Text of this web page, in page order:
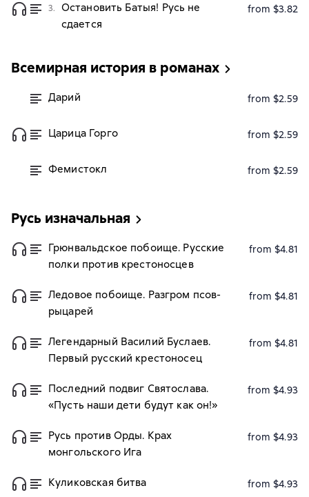
3.
Остановить Батыя! Русь не
сдается
from $3.82
Всемирная история в романах
Дарий from $2.59
Царица Горго from $2.59
Фемистокл from $2.59
Русь изначальная
Грюнвальдское побоище. Русские
полки против крестоносцев
from $4.81
Ледовое побоище. Разгром псов-
рыцарей
from $4.81
Легендарный Василий Буслаев.
Первый русский крестоносец
from $4.81
Последний подвиг Святослава.
«Пусть наши дети будут как он!»
from $4.93
Русь против Орды. Крах
монгольского Ига
from $4.93
Куликовская битва from $4.93